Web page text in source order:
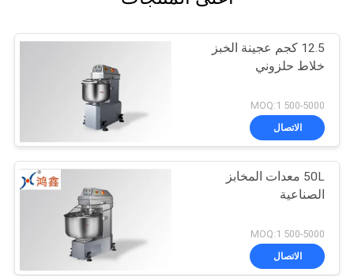
12.5 كجم عجينة الخبز
خلاط حلزوني
500-5000 MOQ:1
الاتصال
50L معدات المخابز
الصناعية
500-5000 MOQ:1
الاتصال